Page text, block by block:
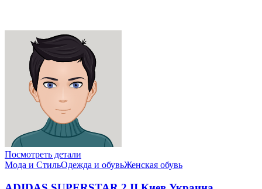
Посмотреть детали
Мода и СтильОдежда и обувьЖенская обувь